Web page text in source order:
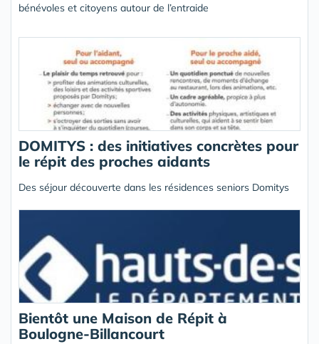
bénévoles et citoyens autour de l’entraide
DOMITYS : des initiatives concrètes pour
le répit des proches aidants
Des séjour découverte dans les résidences seniors Domitys
Bientôt une Maison de Répit à
Boulogne-Billancourt